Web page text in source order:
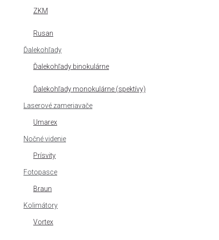
ZKM
Rusan
Ďalekohľady
Ďalekohľady binokulárne
Ďalekohľady monokulárne (spektívy)
Laserové zameriavače
Umarex
Nočné videnie
Prísvity
Fotopasce
Braun
Kolimátory
Vortex